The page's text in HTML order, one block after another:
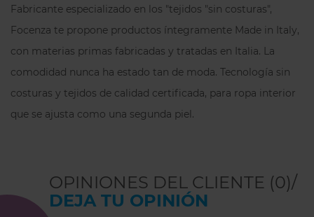
Fabricante especializado en los "tejidos "sin costuras",
Focenza te propone productos íntegramente Made in Italy,
con materias primas fabricadas y tratadas en Italia. La
comodidad nunca ha estado tan de moda. Tecnología sin
costuras y tejidos de calidad certificada, para ropa interior
que se ajusta como una segunda piel.
OPINIONES DEL CLIENTE (0)/
DEJA TU OPINIÓN